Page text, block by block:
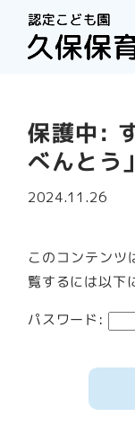
保護中:
べんとう
2024.11.26
このコンテンツ
覧するには以下
パスワード: